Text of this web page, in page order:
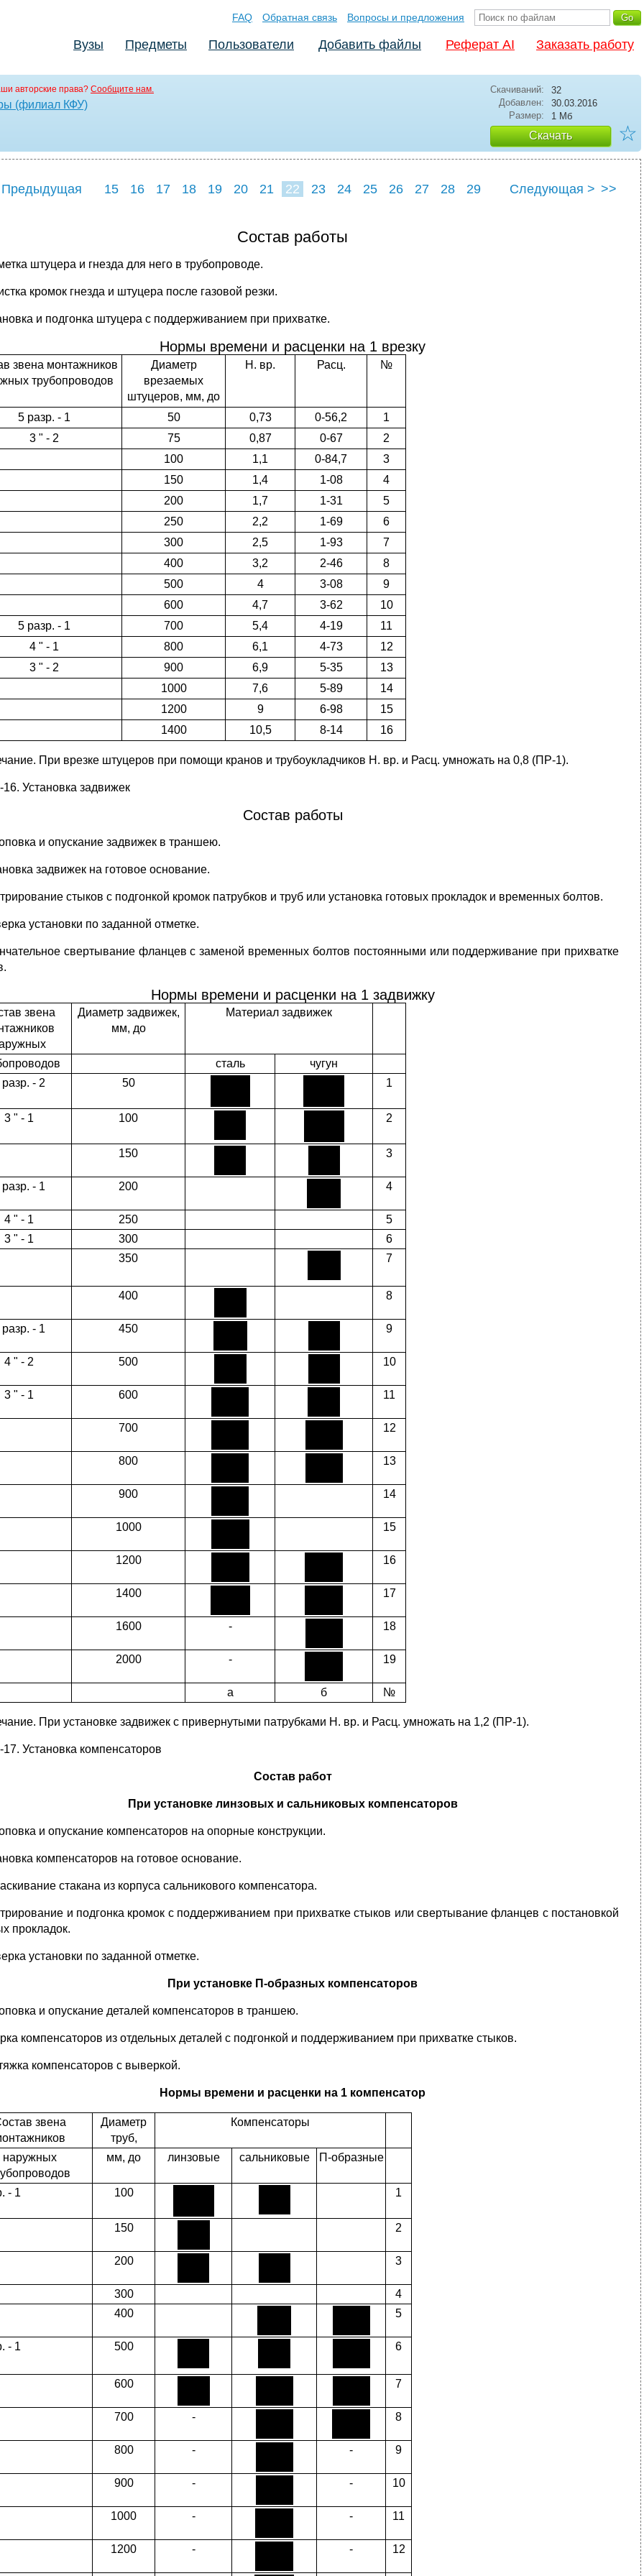
FAQ Обратная связь Вопросы и предложения
Вузы Предметы Пользователи Добавить файлы Реферат AI Заказать работу
авторские права? Сообщите нам.
(филиал КФУ)
Скачиваний:
32
Добавлен:
30.03.2016
Размер:
1 Мб
Скачать ☆
15 16 17 18 19 20 21 22 23 24 25 26 27 28
29
Следующая > >>
Состав работы
штуцера и гнезда для него в трубопроводе.
кромок гнезда и штуцера после газовой резки.
и подгонка штуцера с поддерживанием при прихватке.
Нормы времени и расценки на 1 врезку
звена монтажников
трубопроводов
Диаметр
врезаемых
штуцеров, мм, до
Н. вр. Расц. №
5 разр. - 1 50 0,73 0-56,2
1
3 " - 2
75 0,87 0-67
2
100
1,1 0-84,7
3
150
1,4 1-08
4
200
1,7 1-31
5
250
2,2 1-69
6
300
2,5 1-93
7
400
3,2 2-46
8
500
4 3-08
9
600
4,7 3-62
10
5 разр. - 1
700 5,4 4-19
11
4 " - 1
800 6,1 4-73
12
3 " - 2
900 6,9 5-35
13
1000
7,6 5-89
14
1200
9 6-98
15
1400
10,5 8-14 16
При врезке штуцеров при помощи кранов и трубоукладчиков Н. вр. и Расц. умножать на 0,8 (ПР-1).
Установка задвижек
Состав работы
и опускание задвижек в траншею.
задвижек на готовое основание.
стыков с подгонкой кромок патрубков и труб или установка готовых прокладок и временных болтов.
установки по заданной отметке.
свертывание фланцев с заменой временных болтов постоянными или поддерживание при прихватке
Нормы времени и расценки на 1 задвижку
звена
Диаметр задвижек,
мм, до
Материал задвижек
сталь
чугун
- 2
50 1
3 " - 1 100 2
150 3
- 1 200 4
4 " - 1 250
5
3 " - 1
300
6
350
7
400 8
- 1 450 9
4 " - 2 500 10
3 " - 1 600 11
700 12
800 13
900 14
1000 15
1200 16
1400 17
1600 - 18
2000 - 19
а б №
При установке задвижек с привернутыми патрубками Н. вр. и Расц. умножать на 1,2 (ПР-1).
Установка компенсаторов
Состав работ
При установке линзовых и сальниковых компенсаторов
и опускание компенсаторов на опорные конструкции.
компенсаторов на готовое основание.
стакана из корпуса сальникового компенсатора.
и подгонка кромок с поддерживанием при прихватке стыков или свертывание фланцев с постановкой
прокладок.
установки по заданной отметке.
При установке П-образных компенсаторов
и опускание деталей компенсаторов в траншею.
компенсаторов из отдельных деталей с подгонкой и поддерживанием при прихватке стыков.
компенсаторов с выверкой.
Нормы времени и расценки на 1 компенсатор
звена
Диаметр
труб,
Компенсаторы
наружных
мм, до линзовые сальниковые П-образные
- 1 100 1
150 2
200 3
300
4
400
5
- 1 500 6
600 7
700 - 8
800 - - 9
900 - - 10
1000 - - 11
1200 - - 12